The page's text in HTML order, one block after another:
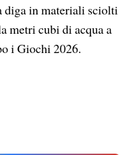
diga in materiali sciolti
metri cubi di acqua a
i Giochi 2026.